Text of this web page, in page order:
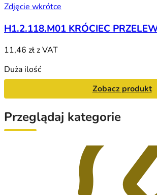
Zdjęcie wkrótce
H1.2.118.M01 KRÓCIEC
11,46 złz VAT
Duża ilość
Zobacz produkt
Przeglądaj kategorie